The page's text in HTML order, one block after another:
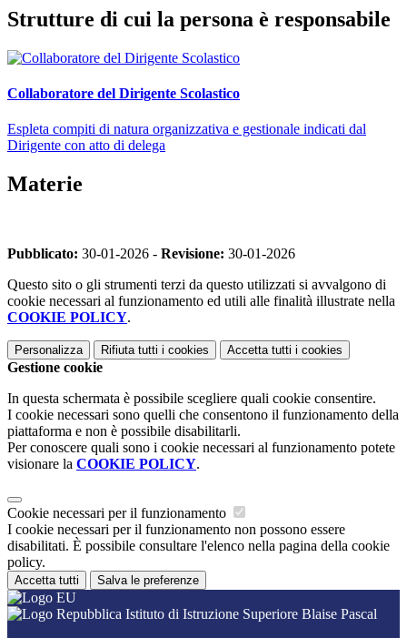
Strutture di cui la persona è responsabile
Collaboratore del Dirigente Scolastico
Espleta compiti di natura organizzativa e gestionale indicati dal
Dirigente con atto di delega
Materie
Pubblicato: 30-01-2026 - Revisione: 30-01-2026
Questo sito o gli strumenti terzi da questo utilizzati si avvalgono di
cookie necessari al funzionamento ed utili alle finalità illustrate nella
COOKIE POLICY.
Personalizza Rifiuta tutti i cookies Accetta tutti i cookies
Gestione cookie
In questa schermata è possibile scegliere quali cookie consentire.
I cookie necessari sono quelli che consentono il funzionamento della
piattaforma e non è possibile disabilitarli.
Per conoscere quali sono i cookie necessari al funzionamento potete
visionare la COOKIE POLICY.
Cookie necessari per il funzionamento
I cookie necessari per il funzionamento non possono essere
disabilitati. È possibile consultare l'elenco nella pagina della cookie
policy.
Accetta tutti Salva le preferenze
Istituto di Istruzione Superiore Blaise Pascal